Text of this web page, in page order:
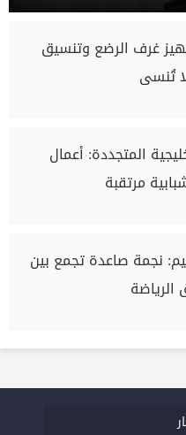
غرف الرضع وتنسيق
تُنسى
المتجددة: أعمال
مرتقبة
نجمة صاعدة تجمع بين